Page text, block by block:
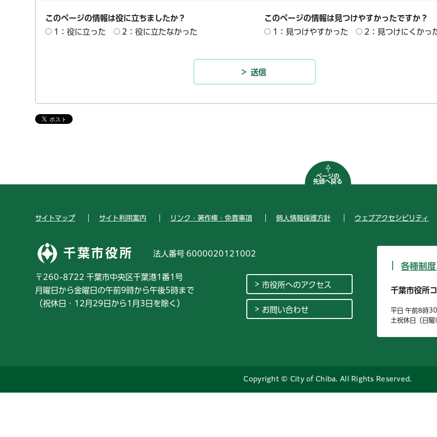
このページの情報は役に立ちましたか？
1：役に立った
2：役に立たなかった
このページの情報は見つけやすかったですか？
1：見つけやすかった
2：見つけにくかっ
ページの
先頭へ戻る
サイトマップ サイト利用案内 リンク・著作権・免責事項 個人情報保護方針 ウェブアクセシビリティ
千葉市役所 法人番号 6000020121002
〒260-8722 千葉市中央区千葉港1番1号
月曜日から金曜日の午前9時から午後5時まで
（祝休日・12月29日から1月3日を除く）
市役所へのアクセス
お問い合わせ
各種制
千葉市役所
平日 午前8時
土祝休日（日
Copyright © City of Chiba. All Rights Reserved.